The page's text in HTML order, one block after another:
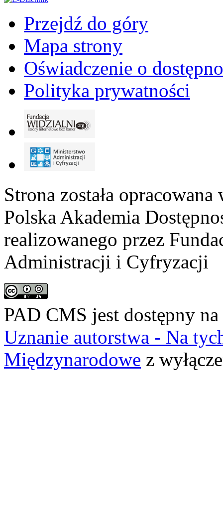
Przejdź do góry
Mapa strony
Oświadczenie o
Polityka prywatności
Strona została
Polska Akademia
realizowanego przez
Administracji i Cyfryzacji
PAD CMS jest dostępny na
Uznanie autorstwa - Na
Międzynarodowe z